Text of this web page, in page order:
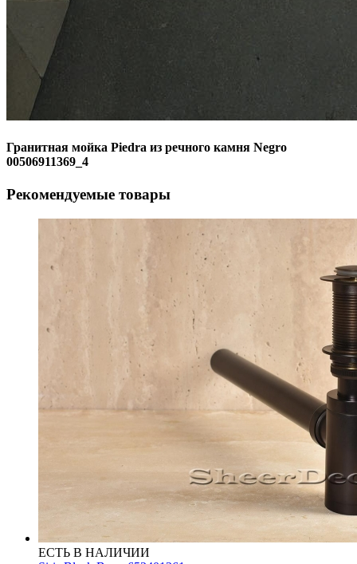
Гранитная мойка Piedra из речного камня Negro
00506911369_4
Рекомендуемые товары
ЕСТЬ В НАЛИЧИИ